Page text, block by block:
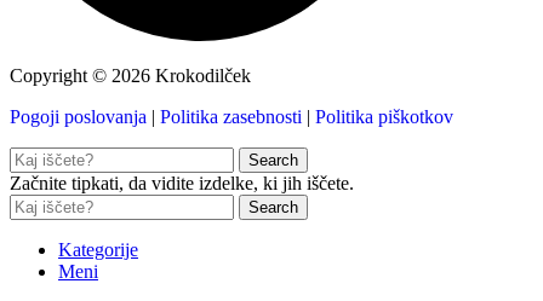
Copyright © 2026 Krokodilček
Pogoji poslovanja | Politika zasebnosti | Politika piškotkov
Search
Začnite tipkati, da vidite izdelke, ki jih iščete.
Search
Kategorije
Meni